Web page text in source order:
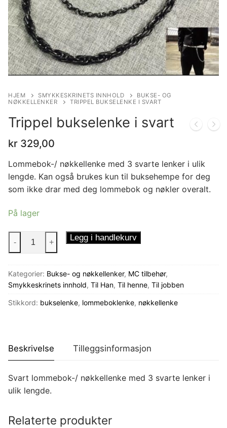
HJEM SMYKKESKRINETS INNHOLD
BUKSE- OG
NØKKELLENKER
TRIPPEL BUKSELENKE I SVART
Trippel bukselenke i svart
kr 329,00
Lommebok-/ nøkkellenke med 3 svarte lenker i ulik
lengde. Kan også brukes kun til buksehempe for deg
som ikke drar med deg lommebok og nøkler overalt.
På lager
Trippel
svart
antall
- + Legg i handlekurv
Kategorier: Bukse- og nøkkellenker, MC tilbehør,
Smykkeskrinets innhold, Til Han, Til henne, Til jobben
Stikkord: bukselenke, lommeboklenke, nøkkellenke
Beskrivelse Tilleggsinformasjon
Svart lommebok-/ nøkkellenke med 3 svarte lenker i
ulik lengde.
Relaterte produkter